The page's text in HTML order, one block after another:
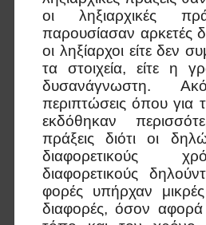
οι ληξιαρχικές
παρουσίασαν αρκετές
οι ληξίαρχοι είτε δεν
τα στοιχεία, είτε η
δυσανάγνωστη.
περιπτώσεις όπου για
εκδόθηκαν
πράξεις διότι οι
διαφορετικούς
διαφορετικούς
φορές υπήρχαν
διαφορές, όσον αφορά